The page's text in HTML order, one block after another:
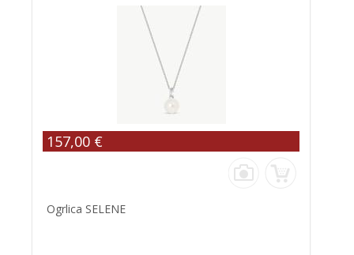
157,00 €
Ogrlica SELENE